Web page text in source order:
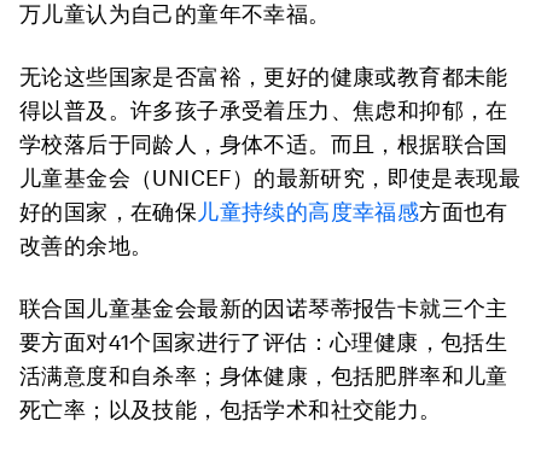
万儿童认为自己的童年不幸福。
无论这些国家是否富裕，更好的健康或教育都未能
得以普及。许多孩子承受着压力、焦虑和抑郁，在
学校落后于同龄人，身体不适。而且，根据联合国
儿童基金会（UNICEF）的最新研究，即使是表现最
好的国家，在确保 儿童持续的高度幸福感方面也有
改善的余地。
联合国儿童基金会最新的因诺琴蒂报告卡就三个主
要方面对41个国家进行了评估：心理健康，包括生
活满意度和自杀率；身体健康，包括肥胖率和儿童
死亡率；以及技能，包括学术和社交能力。